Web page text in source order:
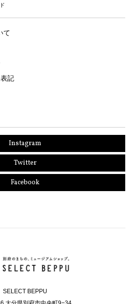
て
記
Instagram
Twitter
Facebook
SELECT BEPPU